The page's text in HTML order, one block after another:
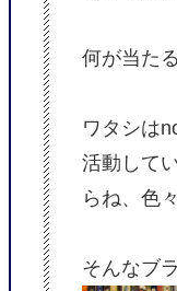
何が当た
ワタシは
活動して
らね、色
そんなブ